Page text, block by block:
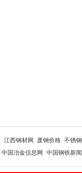
江西钢材网 废钢价格 不锈钢
中国冶金信息网 中国钢铁新